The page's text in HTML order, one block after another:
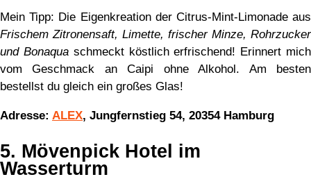
Mein Tipp: Die Eigenkreation der Citrus-Mint-Limonade aus
Frischem Zitronensaft, Limette, frischer Minze, Rohrzucker
und Bonaquaschmeckt köstlich erfrischend! Erinnert mich
vom Geschmack an Caipi ohne Alkohol. Am besten
bestellst du gleich ein großes Glas!
Adresse: ALEX, Jungfernstieg 54, 20354 Hamburg
5. Mövenpick Hotel im
Wasserturm